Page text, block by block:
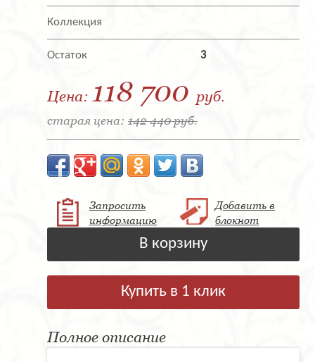
Коллекция
Остаток 3
Цена: 118 700 руб.
старая цена: 142 440 руб.
Запросить
информацию
Добавить в
блокнот
В корзину
Купить в 1 клик
Полное описание